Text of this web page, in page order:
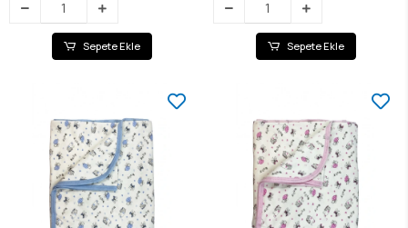
Sepete Ekle Sepete Ekle